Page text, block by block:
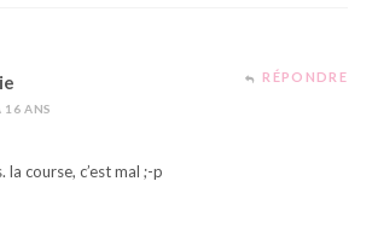
16 ANS
RÉPONDRE
la course, c’est mal ;-p